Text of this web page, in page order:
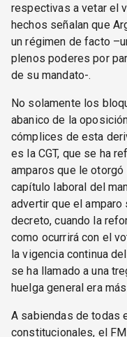
respectivas a vetar el
hechos señalan que
un régimen de facto
plenos poderes por
de su mandato-.
No solamente los
abanico de la
cómplices de esta
es la CGT, que se ha
amparos que le
capítulo laboral del
advertir que el
decreto, cuando la
como ocurrirá con el
la vigencia continua
se ha llamado a una
huelga general era
A sabiendas de todas
constitucionales, el